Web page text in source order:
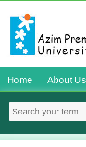
Home About Us